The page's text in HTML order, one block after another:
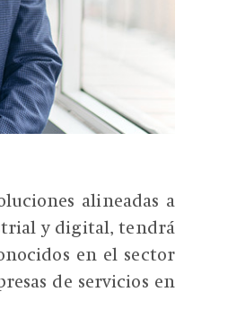
alineadas a
y digital, tendrá
en el sector
de servicios en